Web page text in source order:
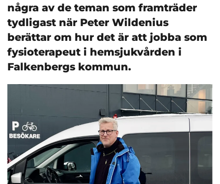
några av de teman som framträder
tydligast när Peter Wildenius
berättar om hur det är att jobba som
fysioterapeut i hemsjukvården i
Falkenbergs kommun.